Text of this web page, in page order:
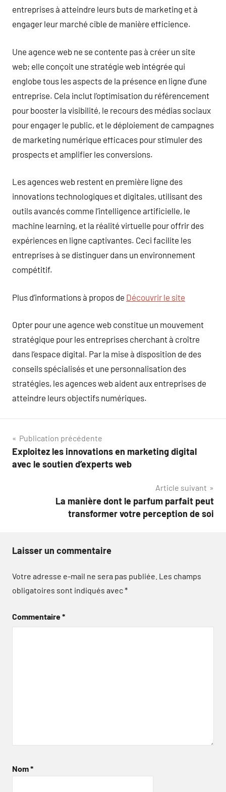
entreprises à atteindre leurs buts de marketing et à
engager leur marché cible de manière efficience.
Une agence web ne se contente pas à créer un site
web; elle conçoit une stratégie web intégrée qui
englobe tous les aspects de la présence en ligne d’une
entreprise. Cela inclut l’optimisation du référencement
pour booster la visibilité, le recours des médias sociaux
pour engager le public, et le déploiement de campagnes
de marketing numérique efficaces pour stimuler des
prospects et amplifier les conversions.
Les agences web restent en première ligne des
innovations technologiques et digitales, utilisant des
outils avancés comme l’intelligence artificielle, le
machine learning, et la réalité virtuelle pour offrir des
expériences en ligne captivantes. Ceci facilite les
entreprises à se distinguer dans un environnement
compétitif.
Plus d’informations à propos de Découvrir le site
Opter pour une agence web constitue un mouvement
stratégique pour les entreprises cherchant à croître
dans l’espace digital. Par la mise à disposition de des
conseils spécialisés et une personnalisation des
stratégies, les agences web aident aux entreprises de
atteindre leurs objectifs numériques.
Navigation
de
Publication précédente
Exploitez les innovations en marketing digital
avec le soutien d’experts web
Article suivant
La manière dont le parfum parfait peut
transformer votre perception de soi
Laisser un commentaire
Votre adresse e-mail ne sera pas publiée. Les champs
obligatoires sont indiqués avec*
Commentaire*
Nom*